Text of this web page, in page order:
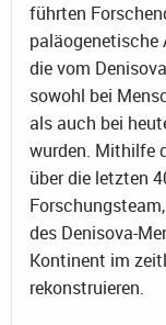
führten
paläogenetische
die vom
sowohl bei
als auch bei
wurden. Mithilfe
über die letzten
des Denisova-
Kontinent im
rekonstruieren.